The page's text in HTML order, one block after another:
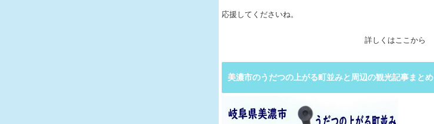
応援してくださいね。
詳しくはここから
美濃市のうだつの上がる町並みと周辺の観光記事まとめ